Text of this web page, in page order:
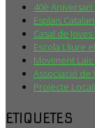
40è
Esplais
Casal de
Escola Lliure
Moviment
Associació de
Projecte
ETIQUETES